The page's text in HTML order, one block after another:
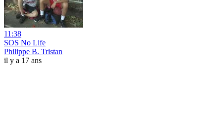
11:38
SOS No Life
Philippe B. Tristan
il y a 17 ans